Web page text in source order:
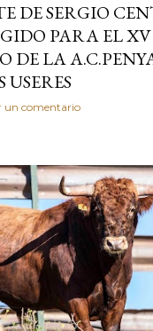
DE SERGIO
PARA EL XV
DE LA
un comentario